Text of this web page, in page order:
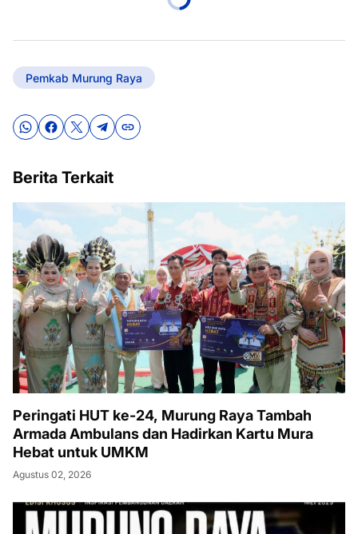
Pemkab Murung Raya
Berita Terkait
Peringati HUT ke-24, Murung Raya Tambah
Armada Ambulans dan Hadirkan Kartu Mura
Hebat untuk UMKM
Agustus 02, 2026